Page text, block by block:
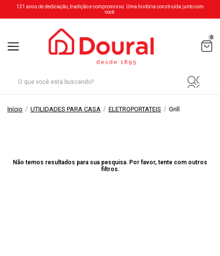
131 anos de dedicação, tradição e compromisso. Uma história construída junto com
você.
0
Início / UTILIDADES PARA CASA / ELETROPORTATEIS / Grill
Não temos resultados para sua pesquisa. Por favor, tente com outros
filtros.